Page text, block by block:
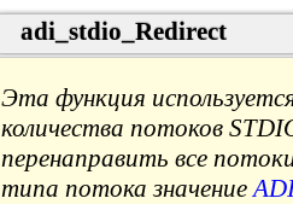
adi_stdio_Redirect
Эта функция
количества потоков
перенаправить все
типа потока значение